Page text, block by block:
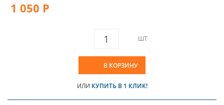
1 050 Р
ШТ
В КОРЗИНУ
ИЛИ КУПИТЬ В 1 КЛИК!